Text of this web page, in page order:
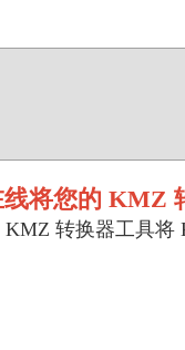
将您的 KMZ
转换器工具将